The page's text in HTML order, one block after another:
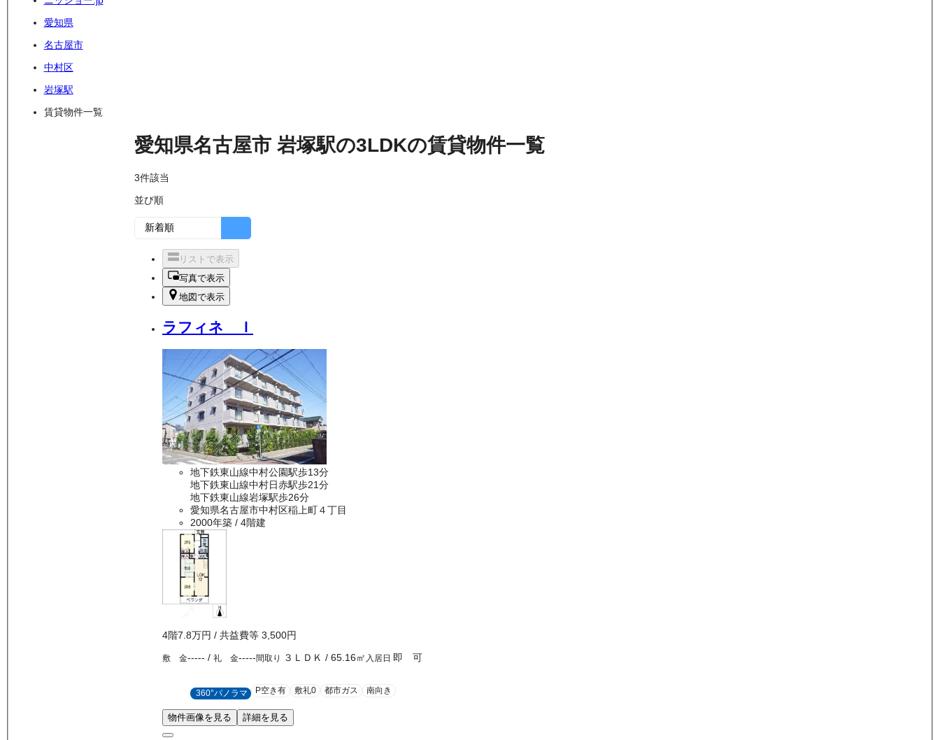
愛知県
名古屋市
中村区
岩塚駅
賃貸物件一覧
愛知県名古屋市 岩塚駅の3LDKの賃貸物件一覧
3件該当
並び順
リストで表示
写真で表示
地図で表示
ラフィネ Ｉ
地下鉄東山線中村公園駅歩13分
地下鉄東山線中村日赤駅歩21分
地下鉄東山線岩塚駅歩26分
愛知県名古屋市中村区稲上町４丁目
2000年築 / 4階建
4階7.8万円 / 共益費等 3,500円
敷 金----- / 礼 金-----間取り ３ＬＤＫ / 65.16㎡ 入居日 即 可
360°パノラマ P空き有 敷礼0 都市ガス 南向き
物件画像を見る 詳細を見る